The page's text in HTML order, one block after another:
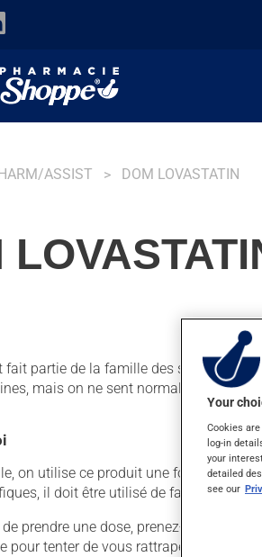
ASSIST DOM LOVASTATIN
fait partie de la famille des statines.
mais on ne sent normalement pas
on utilise ce produit une fois par
il doit être utilisé de façon
prendre une dose, prenez-la dès
pour tenter de vous rattraper. Ce
Your
Cookies
log-in
your
detailed
see our